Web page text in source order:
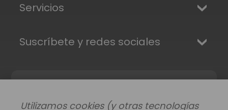
Servicios
Suscríbete y redes sociales
Utilizamos cookies (y otras tecnologías